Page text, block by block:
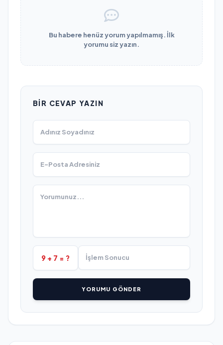
Bu habere henüz yorum yapılmamış. İlk
yorumu siz yazın.
BIR CEVAP YAZIN
9 + 7 = ?
YORUMU GÖNDER